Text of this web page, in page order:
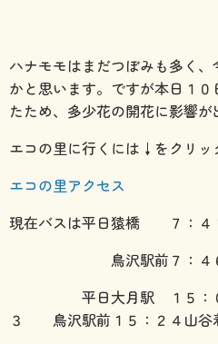
ハナモモはまだつぼみも多く
かと思います。ですが本日１
たため、多少花の開花に影響
エコの里に行くには↓をクリッ
エコの里アクセス
現在バスは平日猿橋 ７：４
鳥沢駅前７：４６
平日大月駅 １５：０
３ 鳥沢駅前１５：２４山谷